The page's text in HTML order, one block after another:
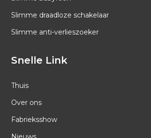
Slimme draadloze schakelaar
Slimme anti-verlieszoeker
Snelle Link
Thuis
Over ons
Fabrieksshow